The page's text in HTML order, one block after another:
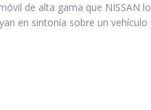
de alta gama que NISSAN
en sintonía sobre un